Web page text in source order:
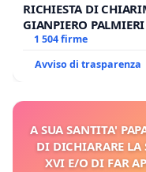
RICHIESTA DI
GIANPIERO
1 504 firme
Avviso di trasparenza
A SUA SANTITA'
DI DICHIARARE LA
XVI E/O DI FAR